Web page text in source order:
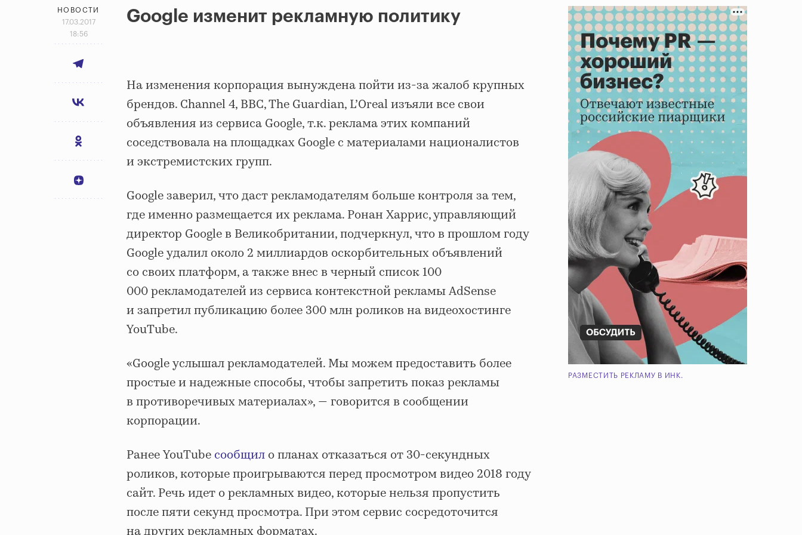
НОВОСТИ
17.03.2017
18:56
Google изменит рекламную политику
На изменения корпорация вынуждена пойти из-за жалоб крупных
брендов. Channel 4, BBC, The Guardian, L’Oreal изъяли все свои
объявления из сервиса Google, т.к. реклама этих компаний
соседствовала на площадках Google с материалами националистов
и экстремистских групп.
Google заверил, что даст рекламодателям больше контроля за тем,
где именно размещается их реклама. Ронан Харрис, управляющий
директор Google в Великобритании, подчеркнул, что в прошлом году
Google удалил около 2 миллиардов оскорбительных объявлений
со своих платформ, а также внес в черный список 100
000 рекламодателей из сервиса контекстной рекламы AdSense
и запретил публикацию более 300 млн роликов на видеохостинге
YouTube.
«Google услышал рекламодателей. Мы можем предоставить более
простые и надежные способы, чтобы запретить показ рекламы
в противоречивых материалах», — говорится в сообщении
корпорации.
Ранее YouTube сообщил о планах отказаться от 30-секундных
роликов, которые проигрываются перед просмотром видео 2018 году
сайт. Речь идет о рекламных видео, которые нельзя пропустить
после пяти секунд просмотра. При этом сервис сосредоточится
РАЗМЕСТИТЬ РЕКЛАМУ В ИНК.